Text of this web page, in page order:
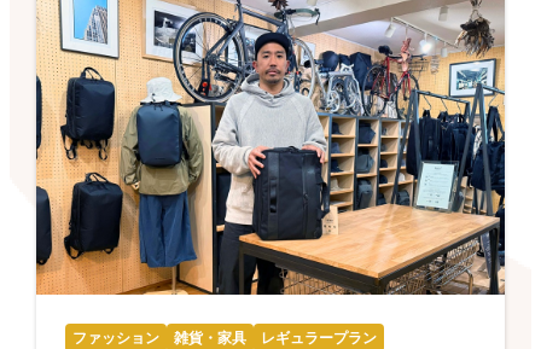
ファッション 雑貨・家具 レギュラープラン